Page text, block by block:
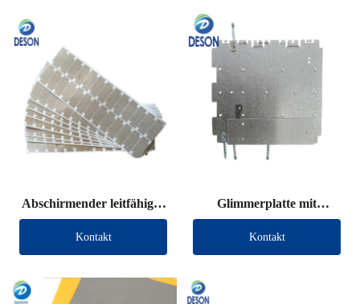
Abschirmender leitfähiger
Stoff, gestanzt
Kontakt
Glimmerplatte mit
Anschlussdraht
Kontakt